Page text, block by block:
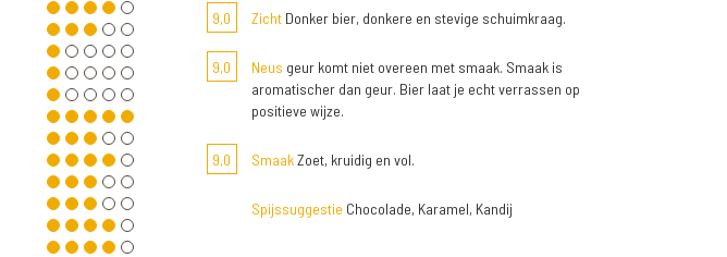
9,0 ZichtDonker bier, donkere en stevige schuimkraag.
9,0 Neus geur komt niet overeen met smaak. Smaak is
aromatischer dan geur. Bier laat je echt verrassen op
positieve wijze.
9,0 SmaakZoet, kruidig en vol.
Spijssuggestie Chocolade, Karamel, Kandij